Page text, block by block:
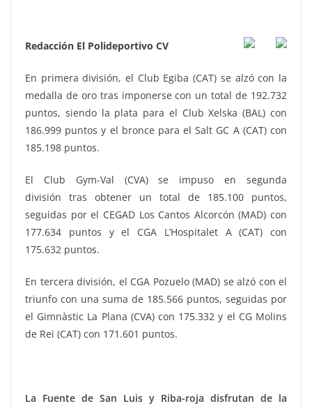
Redacción El Polideportivo CV
En primera división, el Club Egiba (CAT) se alzó con la
medalla de oro tras imponerse con un total de 192.732
puntos, siendo la plata para el Club Xelska (BAL) con
186.999 puntos y el bronce para el Salt GC A (CAT) con
185.198 puntos.
El Club Gym-Val (CVA) se impuso en segunda
división tras obtener un total de 185.100 puntos,
seguidas por el CEGAD Los Cantos Alcorcón (MAD) con
177.634 puntos y el CGA L’Hospitalet A (CAT) con
175.632 puntos.
En tercera división, el CGA Pozuelo (MAD) se alzó con el
triunfo con una suma de 185.566 puntos, seguidas por
el Gimnàstic La Plana (CVA) con 175.332 y el CG Molins
de Rei (CAT) con 171.601 puntos.
La Fuente de San Luis y Riba-roja disfrutan de la